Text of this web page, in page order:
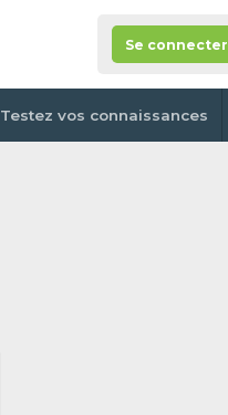
Se connecter
Testez vos connaissances